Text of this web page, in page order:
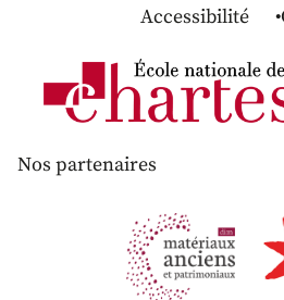
Accessibilité
Nos partenaires